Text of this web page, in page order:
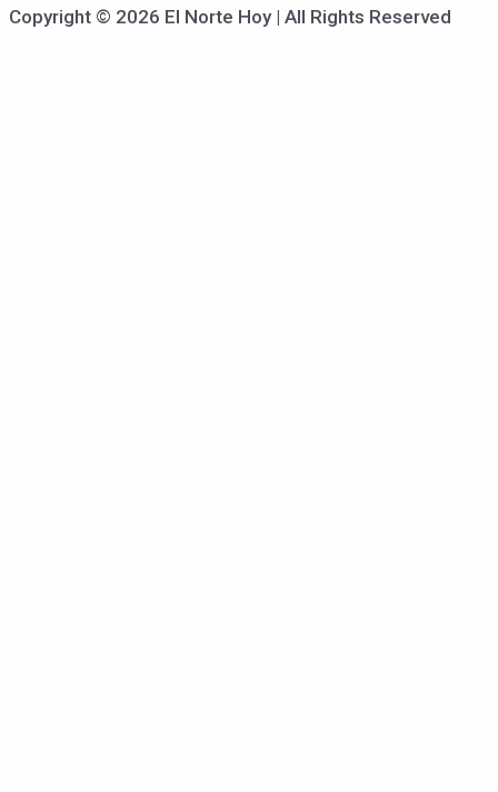
Copyright © 2026 El Norte Hoy | All Rights Reserved